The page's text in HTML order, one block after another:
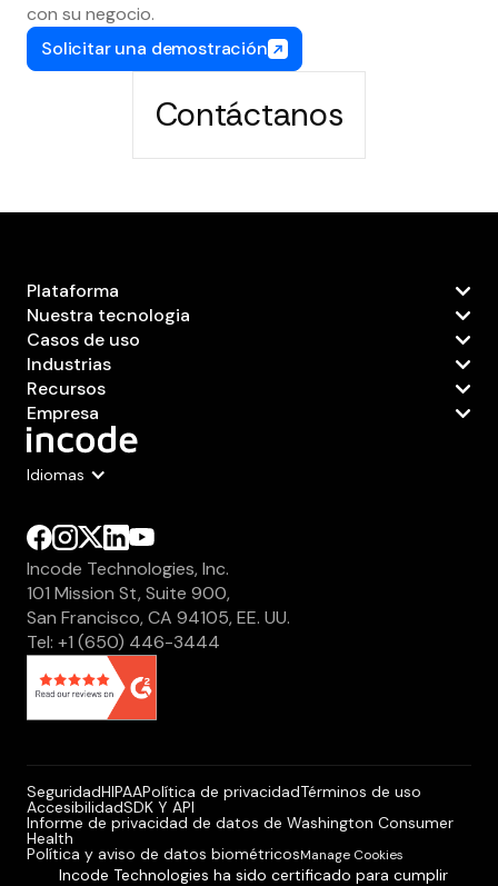
con su negocio.
Solicitar una demostración
Contáctanos
Idiomas
Incode Technologies, Inc.
101 Mission St, Suite 900,
San Francisco, CA 94105, EE. UU.
Tel: +1 (650) 446-3444
Plataforma
Nuestra tecnologia
Casos de uso
Industrias
Recursos
Empresa
SeguridadHIPAAPolítica de privacidadTérminos de uso
AccesibilidadSDK Y API
Informe de privacidad de datos de Washington Consumer
Health
Política y aviso de datos biométricosManage Cookies
Incode Technologies ha sido certificado para cumplir